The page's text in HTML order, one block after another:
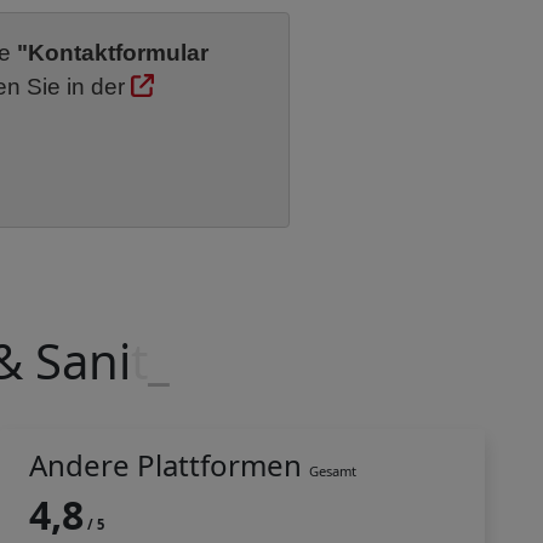
"Kontaktformular
Sie in der